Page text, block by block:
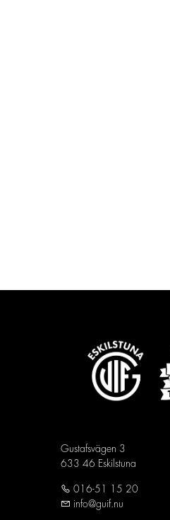
Gustafsvägen 3
633 46 Eskilstuna
016-51 15 20
info@guif.nu